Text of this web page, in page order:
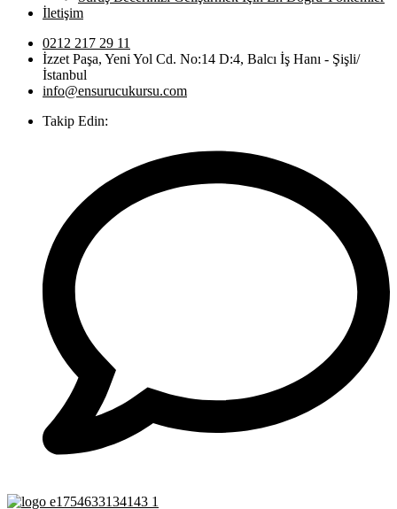
İletişim
0212 217 29 11
İzzet Paşa, Yeni Yol Cd. No:14 D:4, Balcı İş Hanı - Şişli/
İstanbul
info@ensurucukursu.com
Takip Edin: